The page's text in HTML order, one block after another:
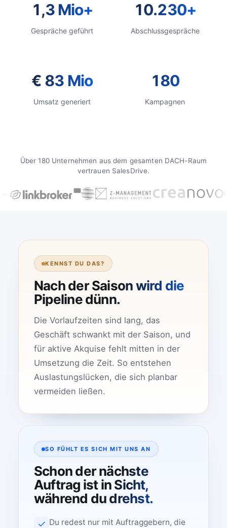
1,3 Mio+
Gespräche geführt
10.230+
Abschlussgespräche
€ 83 Mio
Umsatz generiert
180
Kampagnen
Über 180 Unternehmen aus dem gesamten DACH-Raum
vertrauen SalesDrive.
KENNST DU DAS?
Nach der Saison wird die
Pipeline dünn.
Die Vorlaufzeiten sind lang, das
Geschäft schwankt mit der Saison, und
für aktive Akquise fehlt mitten in der
Umsetzung die Zeit. So entstehen
Auslastungslücken, die sich planbar
vermeiden ließen.
SO FÜHLT ES SICH MIT UNS AN
Schon der nächste
Auftrag ist in Sicht,
während du drehst.
Du redest nur mit Auftraggebern, die